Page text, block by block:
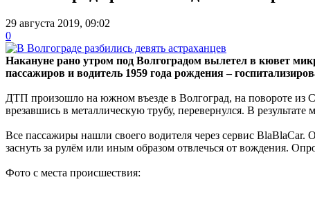
29 августа 2019, 09:02
0
Накануне рано утром под Волгоградом вылетел в кювет
пассажиров и водитель 1959 года рождения –
ДТП произошло на южном въезде в Волгоград, на повороте из
врезавшись в металлическую трубу, перевернулся. В
Все пассажиры нашли своего водителя через сервис
заснуть за рулём или иным образом отвлечься от вождения.
Фото с места происшествия: